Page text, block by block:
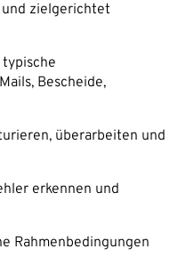
und zielgerichtet
Bescheide,
überarbeiten und
erkennen und
Rahmenbedingungen